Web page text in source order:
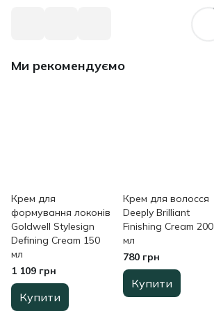
Ми рекомендуємо
Крем для
формування локонів
Goldwell Stylesign
Defining Cream 150
мл
1 109 грн
Купити
Крем для волосся
Deeply Brilliant
Finishing Cream 200
мл
780 грн
Купити